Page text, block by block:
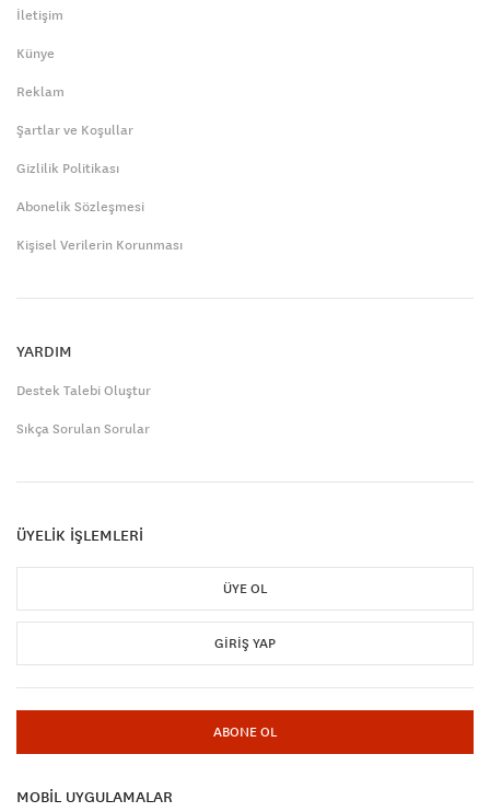
İletişim
Künye
Reklam
Şartlar ve Koşullar
Gizlilik Politikası
Abonelik Sözleşmesi
Kişisel Verilerin Korunması
YARDIM
Destek Talebi Oluştur
Sıkça Sorulan Sorular
ÜYELİK İŞLEMLERİ
ÜYE OL
GIRIŞ YAP
ABONE OL
MOBİL UYGULAMALAR